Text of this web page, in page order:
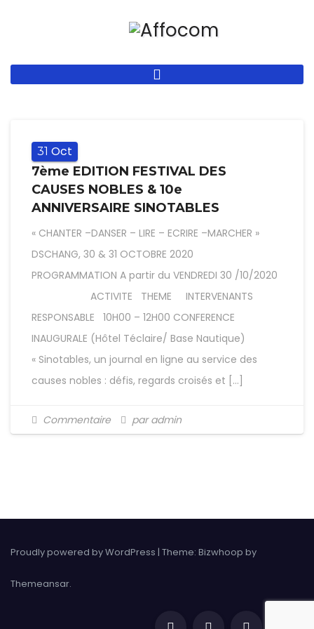
31 Oct
7ème EDITION FESTIVAL DES
CAUSES NOBLES & 10e
ANNIVERSAIRE SINOTABLES
« CHANTER –DANSER – LIRE – ECRIRE –MARCHER »
DSCHANG, 30 & 31 OCTOBRE 2020
PROGRAMMATION A partir du VENDREDI 30 /10/2020
ACTIVITE THEME INTERVENANTS
RESPONSABLE 10H00 – 12H00 CONFERENCE
INAUGURALE (Hôtel Téclaire/ Base Nautique)
« Sinotables, un journal en ligne au service des
causes nobles : défis, regards croisés et […]
Commentaire par admin
Proudly powered by WordPress | Theme: Bizwhoop by
Themeansar.